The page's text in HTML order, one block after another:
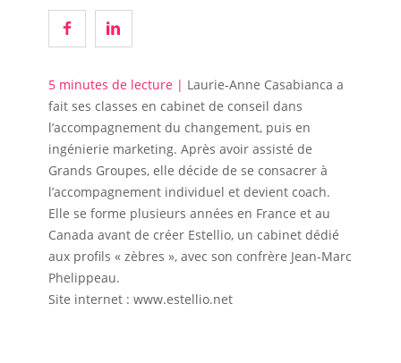
5 minutes de lecture | Laurie-Anne Casabianca a
fait ses classes en cabinet de conseil dans
l’accompagnement du changement, puis en
ingénierie marketing. Après avoir assisté de
Grands Groupes, elle décide de se consacrer à
l’accompagnement individuel et devient coach.
Elle se forme plusieurs années en France et au
Canada avant de créer Estellio, un cabinet dédié
aux profils « zèbres », avec son confrère Jean-Marc
Phelippeau.
Site internet : www.estellio.net